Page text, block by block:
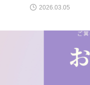
2026.03.05